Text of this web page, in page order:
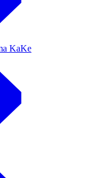
KaKe